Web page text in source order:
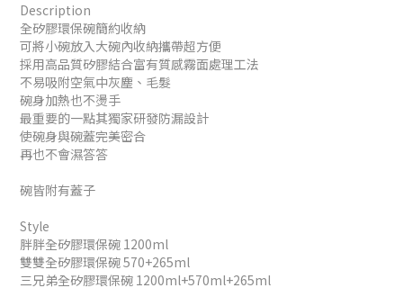
Description
全矽膠環保碗簡約收納
可將小碗放入大碗內收納攜帶超方便
採用高品質矽膠結合富有質感霧面處理工法
不易吸附空氣中灰塵、毛髮
碗身加熱也不燙手
最重要的一點其獨家研發防漏設計
使碗身與碗蓋完美密合
再也不會濕答答
碗皆附有蓋子
Style
胖胖全矽膠環保碗 1200ml
雙雙全矽膠環保碗 570+265ml
三兄弟全矽膠環保碗 1200ml+570ml+265ml